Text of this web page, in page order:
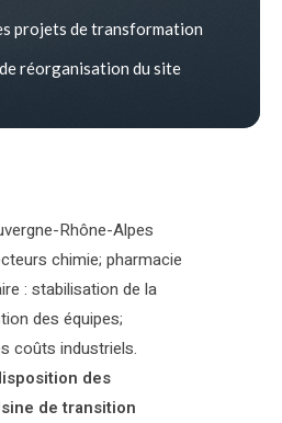
projets de transformation
réorganisation du site
Rhône-Alpes
chimie; pharmacie
: stabilisation de la
des équipes;
coûts industriels.
des
de transition